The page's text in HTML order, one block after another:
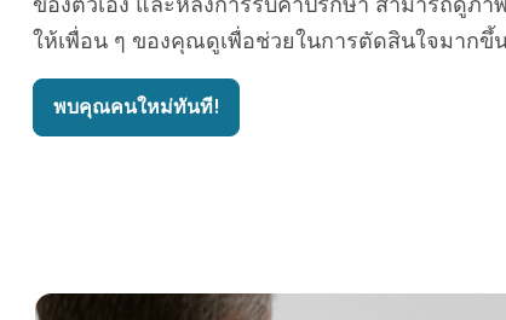
ให้เพื่อน ๆ ของคุณดูเพื่อช่วยในการตัดสินใจมากขึ้
พบคุณคนใหม่ทันที!